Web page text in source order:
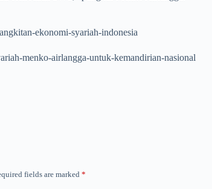
ekonomi-syariah-indonesia
menko-airlangga-untuk-kemandirian-nasional
fields are marked *